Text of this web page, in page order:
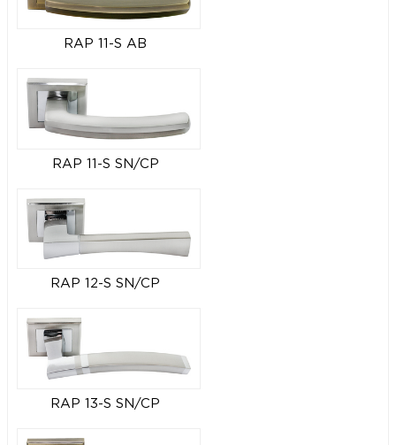
RAP 11-S AB
RAP 11-S SN/CP
RAP 12-S SN/CP
RAP 13-S SN/CP